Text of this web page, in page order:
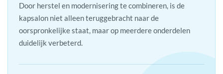
Door herstel en modernisering te combineren, is de
kapsalon niet alleen teruggebracht naar de
oorspronkelijke staat, maar op meerdere onderdelen
duidelijk verbeterd.